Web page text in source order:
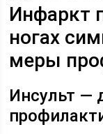
Инфаркт
ногах
меры
Инсульт —